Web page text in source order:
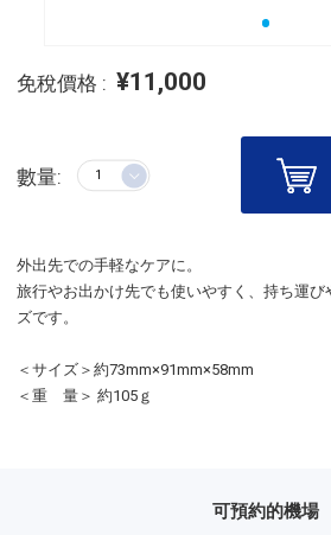
免稅價格 : ¥11,000
數量:
外出先での手軽なケアに。
旅行やお出かけ先でも使いやすく、持ち運び
ズです。
＜サイズ＞約73mm×91mm×58mm
＜重 量＞ 約105ｇ
可預約的機場